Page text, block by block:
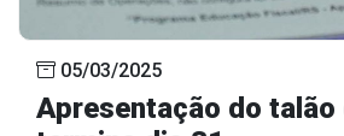
05/03/2025
Apresentação do